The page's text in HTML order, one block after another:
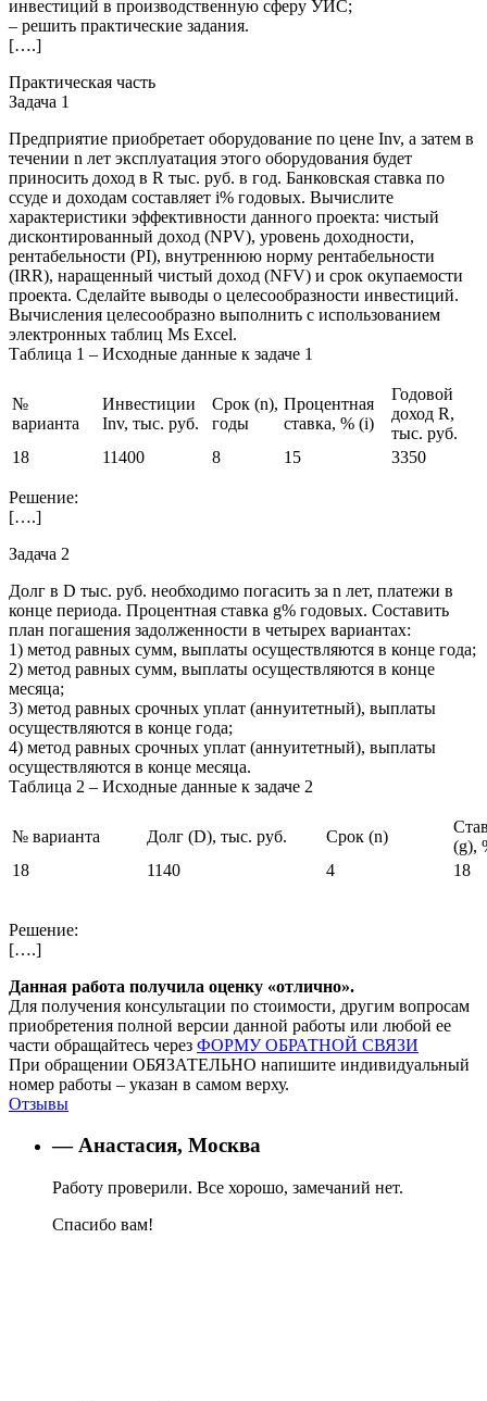
инвестиций в производственную сферу УИС;
– решить практические задания.
[….]
Практическая часть
Задача 1
Предприятие приобретает оборудование по цене Inv, а затем в
течении n лет эксплуатация этого оборудования будет
приносить доход в R тыс. руб. в год. Банковская ставка по
ссуде и доходам составляет i% годовых. Вычислите
характеристики эффективности данного проекта: чистый
дисконтированный доход (NPV), уровень доходности,
рентабельности (PI), внутреннюю норму рентабельности
(IRR), наращенный чистый доход (NFV) и срок окупаемости
проекта. Сделайте выводы о целесообразности инвестиций.
Вычисления целесообразно выполнить с использованием
электронных таблиц Ms Excel.
Таблица 1 – Исходные данные к задаче 1
№
варианта
Инвестиции
Inv, тыс. руб.
Срок (n),
годы
Процентная
ставка, % (i)
Годовой
доход R,
тыс. руб.
18
11400 8 15 3350
Решение:
[….]
Задача 2
Долг в D тыс. руб. необходимо погасить за n лет, платежи в
конце периода. Процентная ставка g% годовых. Составить
план погашения задолженности в четырех вариантах:
1) метод равных сумм, выплаты осуществляются в конце года;
2) метод равных сумм, выплаты осуществляются в конце
месяца;
3) метод равных срочных уплат (аннуитетный), выплаты
осуществляются в конце года;
4) метод равных срочных уплат (аннуитетный), выплаты
осуществляются в конце месяца.
Таблица 2 – Исходные данные к задаче 2
№ варианта Долг (D), тыс. руб. Срок (n)
(g),
18
1140 4 18
Решение:
[….]
Данная работа получила оценку «отлично».
Для получения консультации по стоимости, другим вопросам
приобретения полной версии данной работы или любой ее
части обращайтесь через ФОРМУ ОБРАТНОЙ СВЯЗИ
При обращении ОБЯЗАТЕЛЬНО напишите индивидуальный
номер работы – указан в самом верху.
Отзывы
— Анастасия, Москва
Работу проверили. Все хорошо, замечаний нет.
Спасибо вам!